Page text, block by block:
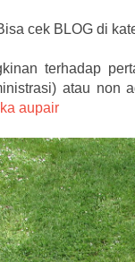
cek BLOG di
terhadap
atau non
aupair